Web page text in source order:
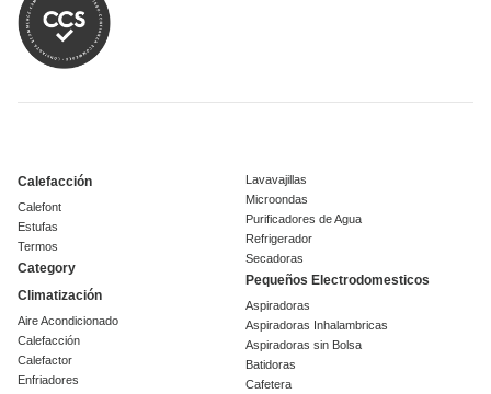
Calefacción
Calefont
Estufas
Termos
Category
Climatización
Aire Acondicionado
Calefacción
Calefactor
Enfriadores
Lavavajillas
Microondas
Purificadores de Agua
Refrigerador
Secadoras
Pequeños Electrodomesticos
Aspiradoras
Aspiradoras Inhalambricas
Aspiradoras sin Bolsa
Batidoras
Cafetera